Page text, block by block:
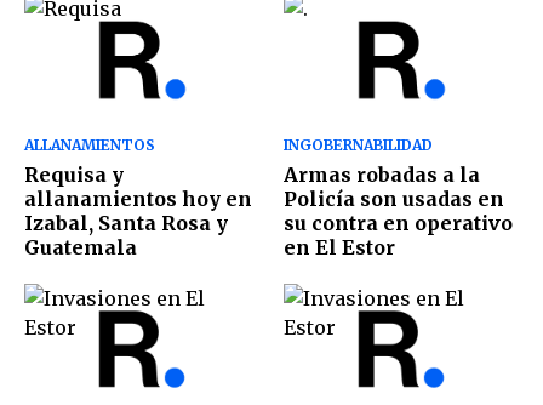
ALLANAMIENTOS
Requisa y
allanamientos hoy en
Izabal, Santa Rosa y
Guatemala
INGOBERNABILIDAD
Armas robadas a la
Policía son usadas en
su contra en operativo
en El Estor